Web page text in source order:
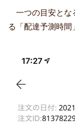
一つの目安とな
る「配達予測時間